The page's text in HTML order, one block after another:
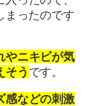
まったのです
やニキビが気
そう です。
感などの刺激